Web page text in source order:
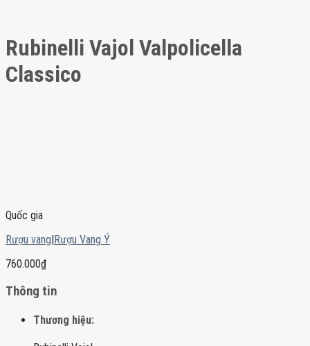
Rubinelli Vajol Valpolicella
Classico
Quốc gia
Rượu vang|Rượu Vang Ý
760.000₫
Thông tin
Thương hiệu: